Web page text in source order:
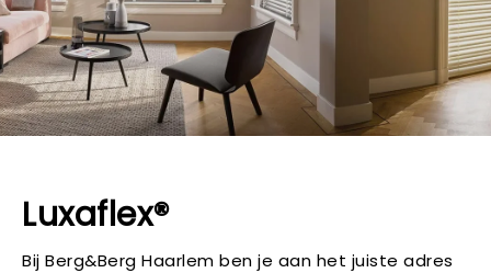
Luxaflex®
Bij Berg&Berg Haarlem ben je aan het juiste adres